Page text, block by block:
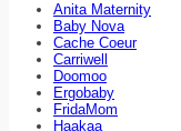
Anita Maternity
Baby Nova
Cache Coeur
Carriwell
Doomoo
Ergobaby
FridaMom
Haakaa